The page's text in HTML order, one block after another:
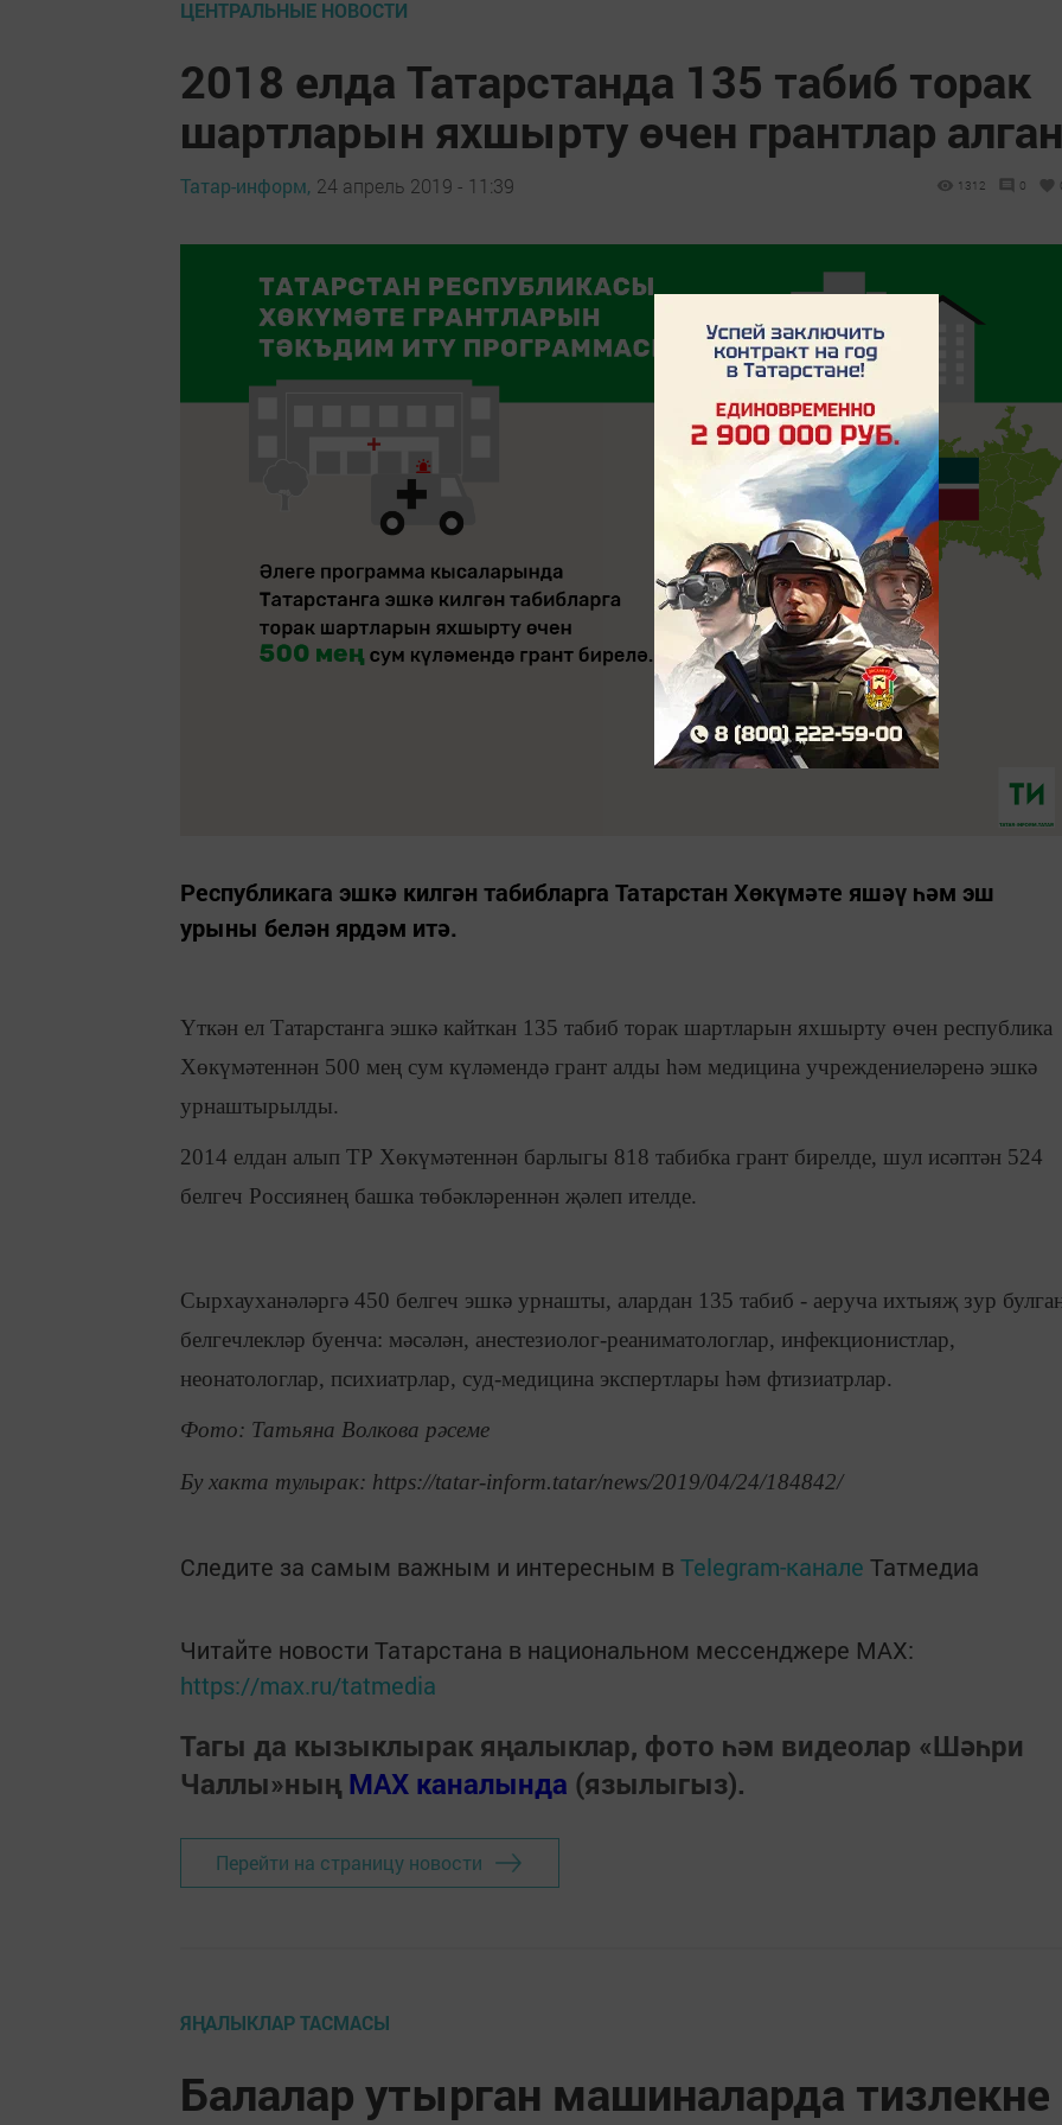
ЦЕНТРАЛЬНЫЕ НОВОСТИ
2018 елда Татарстанда 135 табиб торак
шартларын яхшырту өчен грантлар алган
Татар-информ, 24 апрель 2019 - 11:39 1312 0
Республикага эшкә килгән табибларга Татарстан Хөкүмәте яшәү һәм эш
урыны белән ярдәм итә.
Үткән ел Татарстанга эшкә кайткан 135 табиб торак шартларын яхшырту өчен республика
Хөкүмәтеннән 500 мең сум күләмендә грант алды һәм медицина учреждениеләренә эшкә
урнаштырылды.
2014 елдан алып ТР Хөкүмәтеннән барлыгы 818 табибка грант бирелде, шул исәптән 524
белгеч Россиянең башка төбәкләреннән җәлеп ителде.
Сырхауханәләргә 450 белгеч эшкә урнашты, алардан 135 табиб - аеруча ихтыяҗ зур
белгечлекләр буенча: мәсәлән, анестезиолог-реаниматологлар, инфекционистлар,
неонатологлар, психиатрлар, суд-медицина экспертлары һәм фтизиатрлар.
Фото: Татьяна Волкова рәсеме
Бу хакта тулырак: https://tatar-inform.tatar/news/2019/04/24/184842/
Следите за самым важным и интересным в Telegram-канале Татмедиа
Читайте новости Татарстана в национальном мессенджере MАХ:
https://max.ru/tatmedia
Тагы да кызыклырак яңалыклар, фото һәм видеолар «Шәһри
Чаллы»ның MAX каналында (язылыгыз).
Перейти на страницу новости
ЯҢАЛЫКЛАР ТАСМАСЫ
Балалар утырган машиналарда тизлекне